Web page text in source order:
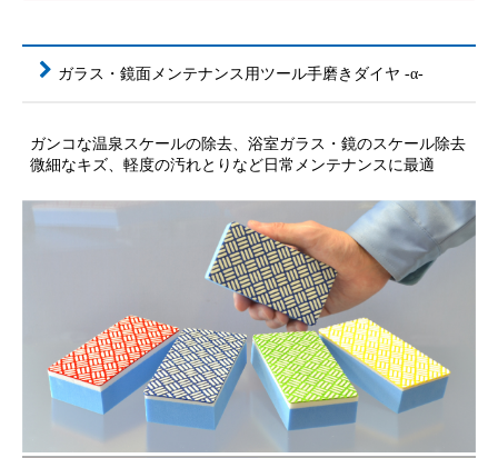
ガラス・鏡面メンテナンス用ツール手磨きダイヤ -α-
ガンコな温泉スケールの除去、浴室ガラス・鏡のスケール除去
微細なキズ、軽度の汚れとりなど日常メンテナンスに最適